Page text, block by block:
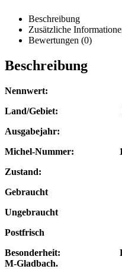
Beschreibung
Zusätzliche
Bewertungen (0)
Beschreibung
Nennwert:
Land/Gebiet:
Ausgabejahr:
Michel-Nummer:
Zustand:
Gebraucht
Ungebraucht
Postfrisch
Besonderheit:
M-Gladbach.